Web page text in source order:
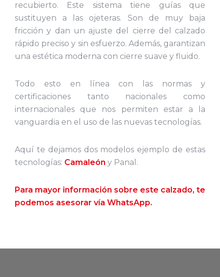
recubierto. Este sistema tiene guías que
sustituyen a las ojeteras. Son de muy baja
fricción y dan un ajuste del cierre del calzado
rápido preciso y sin esfuerzo. Además, garantizan
una estética moderna con cierre suave y fluido.
Todo esto en línea con las normas y
certificaciones tanto nacionales como
internacionales que nos permiten estar a la
vanguardia en el uso de las nuevas tecnologías.
Aquí te dejamos dos modelos ejemplo de estas
tecnologías: Camaleón y Panal.
Para mayor información sobre este calzado, te
podemos asesorar vía WhatsApp.